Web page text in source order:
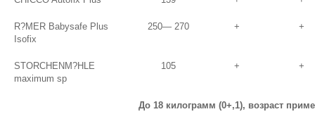
R?MER Babysafe Plus
Isofix
250— 270 + +
STORCHENM?HLE
maximum sp
105 + +
До 18 килограмм (0+,1), возраст